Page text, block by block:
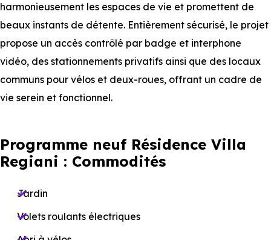
harmonieusement les espaces de vie et promettent de
beaux instants de détente. Entièrement sécurisé, le projet
propose un accès contrôlé par badge et interphone
vidéo, des stationnements privatifs ainsi que des locaux
communs pour vélos et deux-roues, offrant un cadre de
vie serein et fonctionnel.
Programme neuf Résidence Villa
Regiani : Commodités
Jardin
Volets roulants électriques